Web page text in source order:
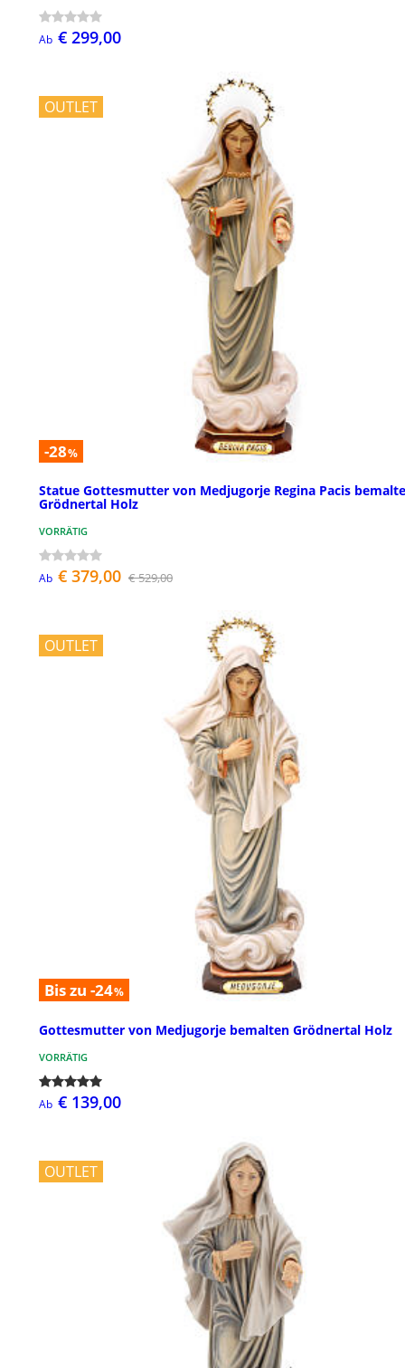
Ab € 299,00
OUTLET
-28%
Statue Gottesmutter von Medjugorje Regina Pacis
Grödnertal Holz
VORRÄTIG
Ab € 379,00 € 529,00
OUTLET
Bis zu -24%
Gottesmutter von Medjugorje bemalten Grödnertal Holz
VORRÄTIG
Ab € 139,00
OUTLET